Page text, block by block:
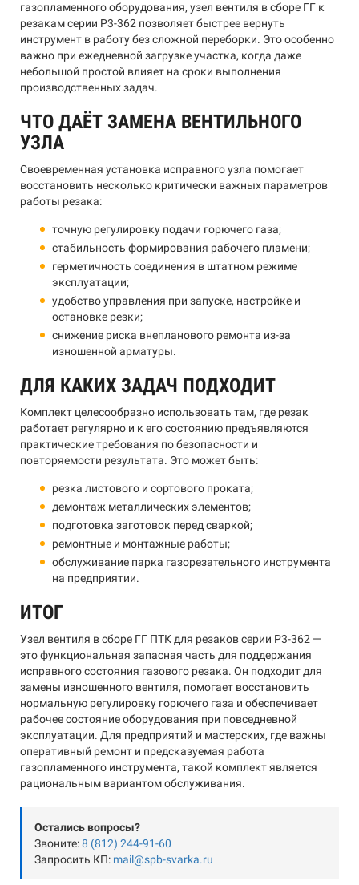
газопламенного оборудования, узел вентиля в сборе ГГ к
резакам серии Р3-362 позволяет быстрее вернуть
инструмент в работу без сложной переборки. Это особенно
важно при ежедневной загрузке участка, когда даже
небольшой простой влияет на сроки выполнения
производственных задач.
ЧТО ДАЁТ ЗАМЕНА ВЕНТИЛЬНОГО
УЗЛА
Своевременная установка исправного узла помогает
восстановить несколько критически важных параметров
работы резака:
точную регулировку подачи горючего газа;
стабильность формирования рабочего пламени;
герметичность соединения в штатном режиме
эксплуатации;
удобство управления при запуске, настройке и
остановке резки;
снижение риска внепланового ремонта из-за
изношенной арматуры.
ДЛЯ КАКИХ ЗАДАЧ ПОДХОДИТ
Комплект целесообразно использовать там, где резак
работает регулярно и к его состоянию предъявляются
практические требования по безопасности и
повторяемости результата. Это может быть:
резка листового и сортового проката;
демонтаж металлических элементов;
подготовка заготовок перед сваркой;
ремонтные и монтажные работы;
обслуживание парка газорезательного инструмента
на предприятии.
ИТОГ
Узел вентиля в сборе ГГ ПТК для резаков серии Р3-362 —
это функциональная запасная часть для поддержания
исправного состояния газового резака. Он подходит для
замены изношенного вентиля, помогает восстановить
нормальную регулировку горючего газа и обеспечивает
рабочее состояние оборудования при повседневной
эксплуатации. Для предприятий и мастерских, где важны
оперативный ремонт и предсказуемая работа
газопламенного инструмента, такой комплект является
рациональным вариантом обслуживания.
Остались вопросы?
Звоните:8 (812) 244-91-60
Запросить КП: mail@spb-svarka.ru